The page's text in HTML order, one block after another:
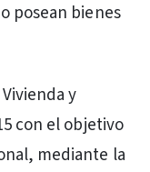
posean bienes
y
con el objetivo
mediante la